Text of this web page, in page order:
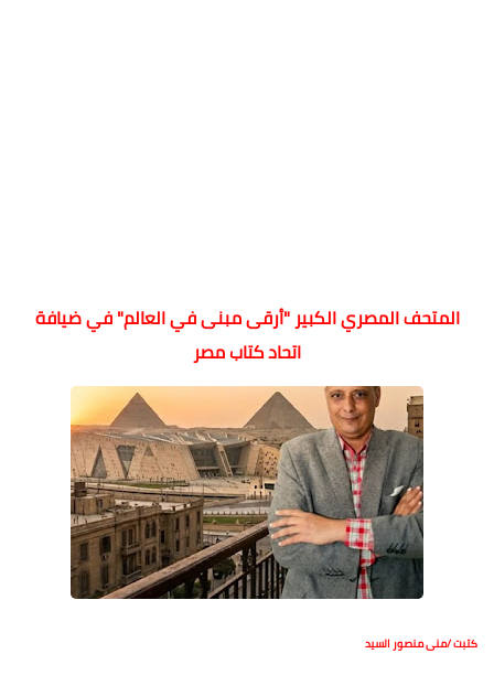
المتحف المصري الكبير "أرقى مبنى في العالم" في ضيافة
اتحاد كتاب مصر
كتبت /منى منصور السيد